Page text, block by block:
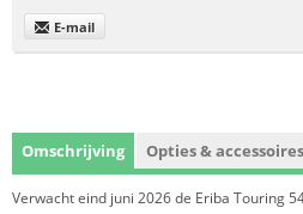
E-mail
Omschrijving Opties & accessoires
Verwacht eind juni 2026 de Eriba Touring